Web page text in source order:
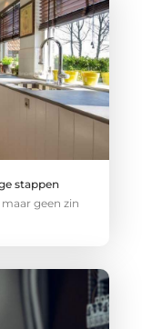
stappen
geen zin